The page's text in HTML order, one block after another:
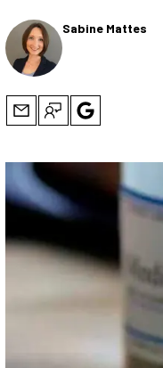
Sabine Mattes